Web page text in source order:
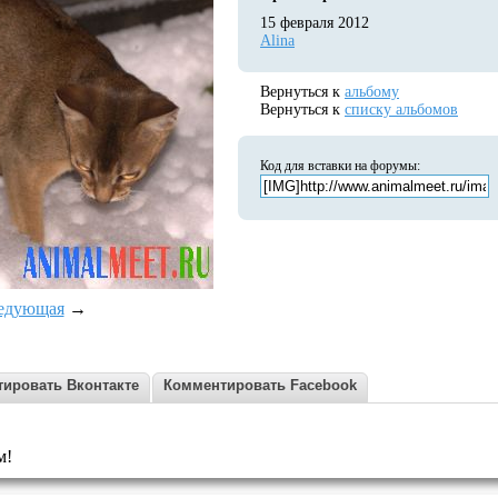
→
15 февраля 2012
Alina
Вернуться к альбому
Вернуться к списку альбомов
Код для вставки на форумы:
Вконтакте Комментировать Facebook